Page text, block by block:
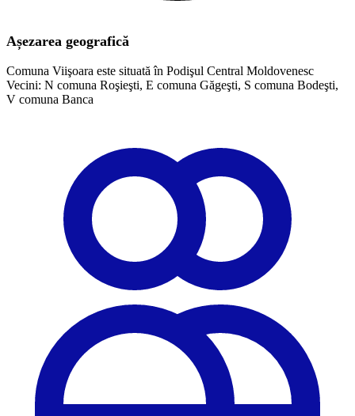
Așezarea geografică
Comuna Viişoara este situată în Podişul Central Moldovenesc
Vecini: N comuna Roşieşti, E comuna Găgeşti, S comuna Bodeşti,
V comuna Banca